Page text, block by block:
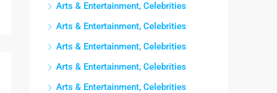
Arts & Entertainment, Celebrities
Arts & Entertainment, Celebrities
Arts & Entertainment, Celebrities
Arts & Entertainment, Celebrities
Arts & Entertainment, Celebrities